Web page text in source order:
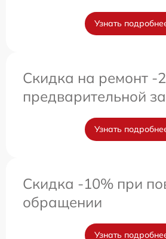
Узнать
Скидка на ремонт -
предварительной
Узнать
Скидка -10% при
обращении
Узнать